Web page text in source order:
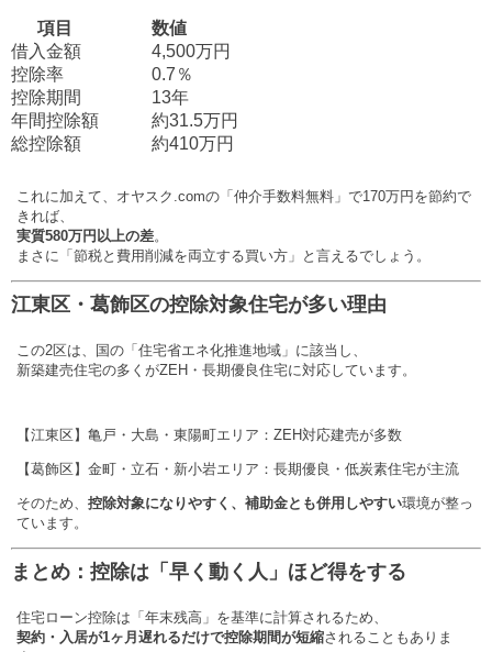
項目
数値
借入金額
4,500万円
控除率
0.7％
控除期間
13年
年間控除額 約31.5万円
総控除額
約410万円
これに加えて、オヤスク.comの「仲介手数料無料」で170万円を節約で
きれば、
実質580万円以上の差。
まさに「節税と費用削減を両立する買い方」と言えるでしょう。
江東区・葛飾区の控除対象住宅が多い理由
この2区は、国の「住宅省エネ化推進地域」に該当し、
新築建売住宅の多くがZEH・長期優良住宅に対応しています。
【江東区】亀戸・大島・東陽町エリア：ZEH対応建売が多数
【葛飾区】金町・立石・新小岩エリア：長期優良・低炭素住宅が主流
そのため、 控除対象になりやすく、補助金とも併用しやすい環境が整っ
ています。
まとめ：控除は「早く動く人」ほど得をする
住宅ローン控除は「年末残高」を基準に計算されるため、
契約・入居が1ヶ月遅れるだけで控除期間が短縮されることもありま